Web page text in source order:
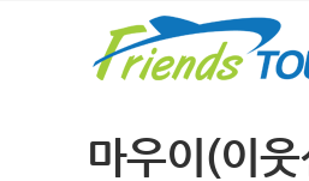
마우이(이